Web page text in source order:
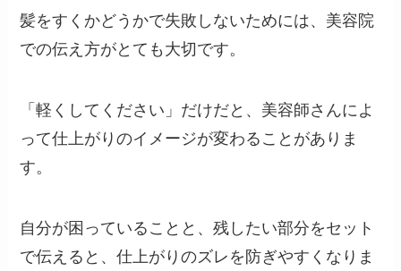
髪をすくかどうかで失敗しないためには、美容院
での伝え方がとても大切です。
「軽くしてください」だけだと、美容師さんによ
って仕上がりのイメージが変わることがありま
す。
自分が困っていることと、残したい部分をセット
で伝えると、仕上がりのズレを防ぎやすくなりま